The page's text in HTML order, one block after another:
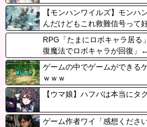
【モンハンワイルズ】モンハ
んだけどもこれ救難信号って
ん？
RPG「たまにロボキャラ居
復魔法でロボキャラが回復」
ゲームの中でゲームができる
ｗｗｗ
【ウマ娘】ハフバは本当にタ
ゲーム作者ワイ「感想くださ